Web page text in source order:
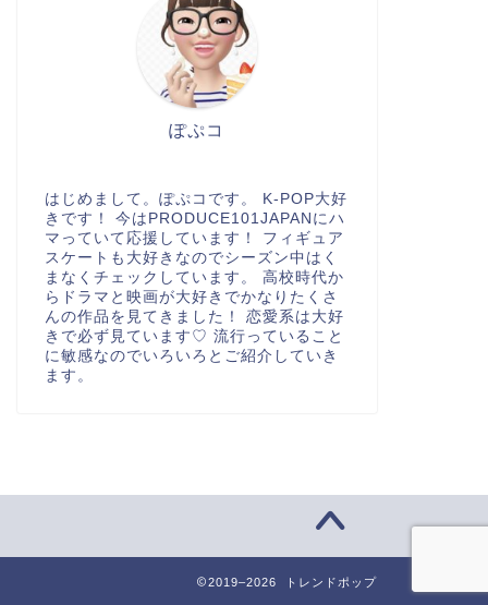
ぽぷコ
はじめまして。ぽぷコです。 K-POP大好
きです！ 今はPRODUCE101JAPANにハ
マっていて応援しています！ フィギュア
スケートも大好きなのでシーズン中はく
まなくチェックしています。 高校時代か
らドラマと映画が大好きでかなりたくさ
んの作品を見てきました！ 恋愛系は大好
きで必ず見ています♡ 流行っていること
に敏感なのでいろいろとご紹介していき
ます。
2019–2026 トレンドポップ